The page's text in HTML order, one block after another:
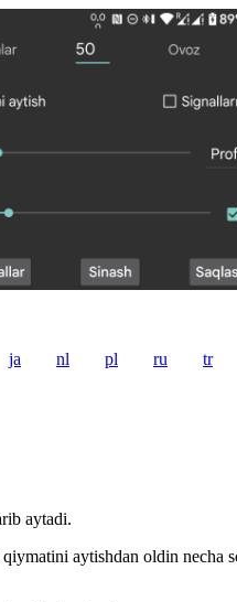
ja nl pl ru tr
aytadi.
aytishdan oldin necha